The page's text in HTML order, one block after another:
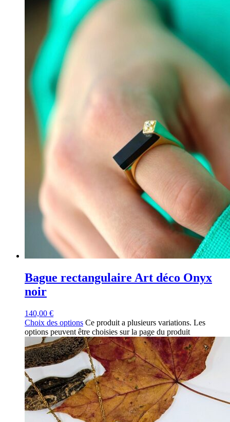
Bague rectangulaire Art déco Onyx
noir
140,00 €
Choix des options Ce produit a plusieurs variations. Les
options peuvent être choisies sur la page du produit